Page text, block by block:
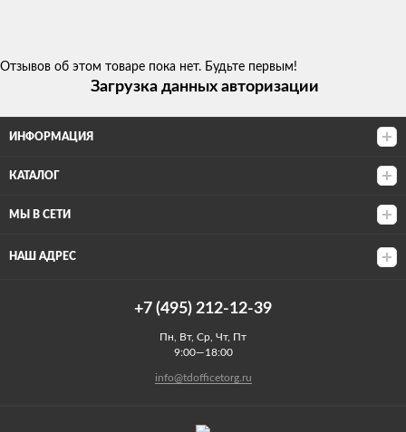
Отзывов об этом товаре пока нет. Будьте первым!
Загрузка данных авторизации
ИНФОРМАЦИЯ
КАТАЛОГ
МЫ В СЕТИ
НАШ АДРЕС
+7 (495) 212-12-39
Пн, Вт, Ср, Чт, Пт
9:00—18:00
info@tdofficetorg.ru